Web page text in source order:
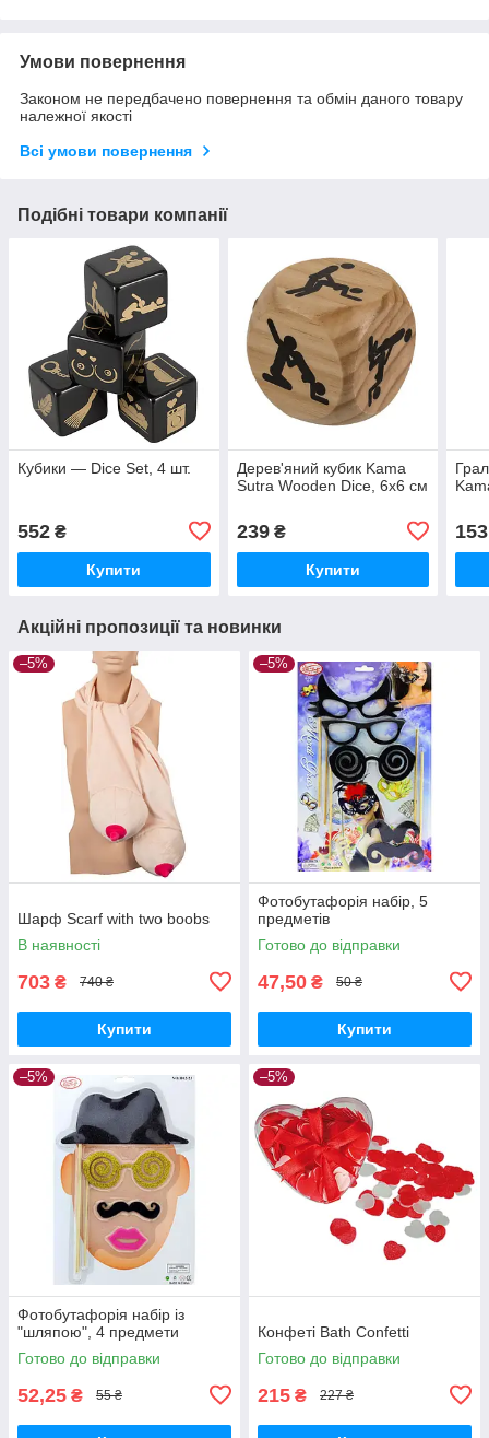
Умови повернення
Законом не передбачено повернення та обмін даного товару
належної якості
Всі умови повернення
Подібні товари компанії
Кубики — Dice Set, 4 шт.
552 ₴
Купити
Дерев'яний кубик Kama
Sutra Wooden Dice, 6x6 см
239₴
Купити
153
Акційні пропозиції та новинки
–5%
Шарф Scarf with two boobs
В наявності
703 ₴ 740 ₴
Купити
–5%
Фотобутафорія набір, 5
предметів
Готово до відправки
47,50 ₴ 50 ₴
Купити
–5%
Фотобутафорія набір із
"шляпою", 4 предмети
Готово до відправки
52,25 ₴ 55 ₴
–5%
Конфеті Bath Confetti
Готово до відправки
215 ₴ 227 ₴